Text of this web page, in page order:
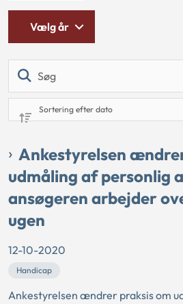
Vælg år
Ankestyrelsen
udmåling af personlig
ansøgeren arbejder
ugen
12-10-2020
Handicap
Ankestyrelsen ændrer praksis om